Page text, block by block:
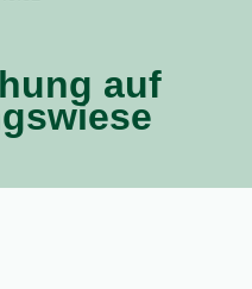
auf